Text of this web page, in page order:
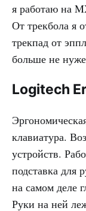
я работаю на
От трекбола я
трекпад от
больше не
Logitech
клавиатура.
устройств.
подставка для
на самом деле
Руки на ней